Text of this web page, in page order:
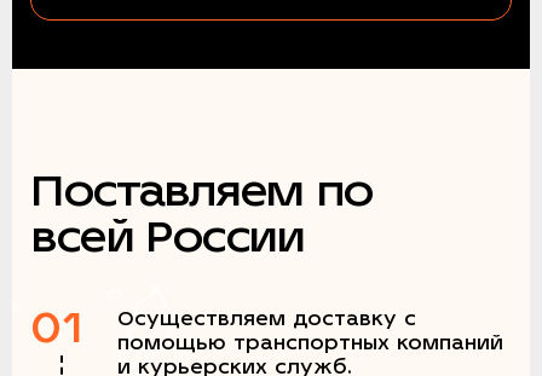
Поставляем по
всей России
01
Осуществляем доставку с
помощью транспортных компаний
и курьерских служб.